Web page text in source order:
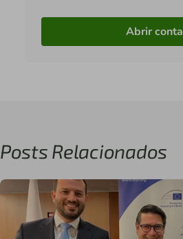
Abrir conta
Posts Relacionados